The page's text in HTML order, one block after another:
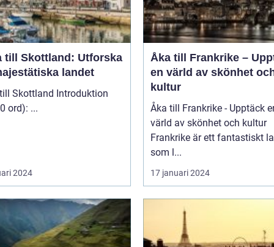
till Skottland: Utforska
landet
Introduktion
(ca 200 ord): ...
2024
Åka till Frankrike –
en värld av skönhet
kultur
Åka till Frankrike - Upptäck
värld av skönhet och kultur
Frankrike är ett fantastiskt
som l...
17 januari 2024